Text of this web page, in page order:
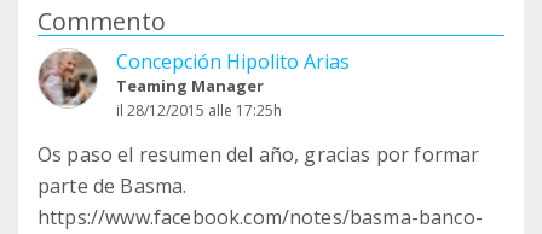
Commento
Concepción Hipolito Arias
Teaming Manager
il 28/12/2015 alle 17:25h
Os paso el resumen del año, gracias por formar
parte de Basma.
https://www.facebook.com/notes/basma-banco-